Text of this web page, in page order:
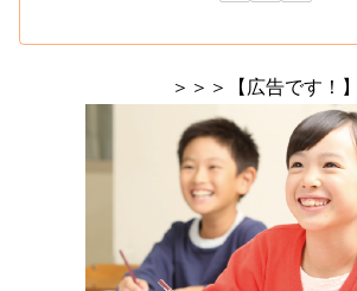
＞＞＞【広告です！】